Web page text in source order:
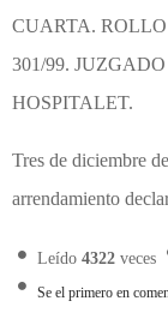
CUARTA. ROLLO
301/99.
HOSPITALET.
Tres de diciembre
arrendamiento
Leído 4322 veces
Se el primero en